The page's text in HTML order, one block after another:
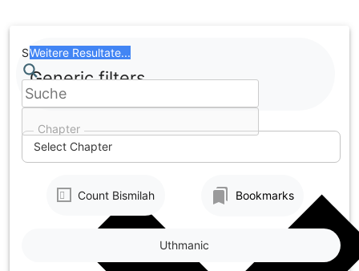
to
content
Chapter
Select Chapter
Search
Weitere Resultate...
Generic filters
Count Bismilah Bookmarks
Uthmanic